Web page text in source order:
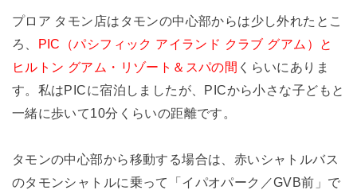
プロア タモン店はタモンの中心部からは少し外れたとこ
ろ、 PIC（パシフィック アイランド クラブ グアム）と
ヒルトン グアム・リゾート＆スパの間 くらいにありま
す。私はPICに宿泊しましたが、PICから小さな子どもと
一緒に歩いて10分くらいの距離です。
タモンの中心部から移動する場合は、赤いシャトルバス
のタモンシャトルに乗って「イパオパーク／GVB前」で